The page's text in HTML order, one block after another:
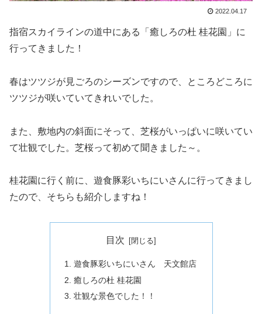
2022.04.17
指宿スカイラインの道中にある「癒しろの杜 桂花園」に
行ってきました！
春はツツジが見ごろのシーズンですので、ところどころに
ツツジが咲いていてきれいでした。
また、敷地内の斜面にそって、芝桜がいっぱいに咲いてい
て壮観でした。芝桜って初めて聞きました～。
桂花園に行く前に、遊食豚彩いちにいさんに行ってきまし
たので、そちらも紹介しますね！
目次
遊食豚彩いちにいさん 天文館店
癒しろの杜 桂花園
壮観な景色でした！！